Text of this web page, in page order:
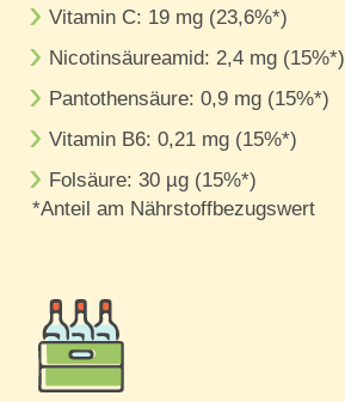
Vitamin C: 19 mg (23,6%*)
Nicotinsäureamid: 2,4 mg (15%*)
Pantothensäure: 0,9 mg (15%*)
Vitamin B6: 0,21 mg (15%*)
Folsäure: 30 µg (15%*)
*Anteil am Nährstoffbezugswert